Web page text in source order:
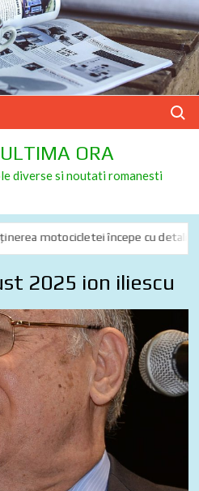
ORA
diverse si noutati romanesti
motocicletei începe cu detalii:
2025 ion iliescu